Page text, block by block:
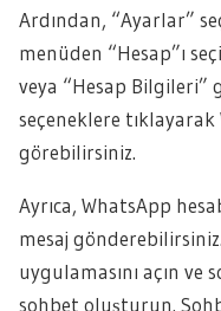
Ardından, “Ayarlar”
menüden “Hesap”ı
veya “Hesap Bilgileri”
seçeneklere tıklayarak
görebilirsiniz.
Ayrıca, WhatsApp
mesaj
uygulamasını açın ve
sohbet oluşturun.